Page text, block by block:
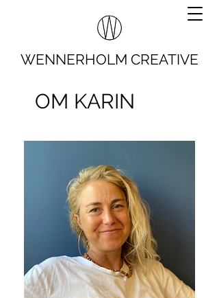
WENNERHOLM CREATIVE
OM KARIN